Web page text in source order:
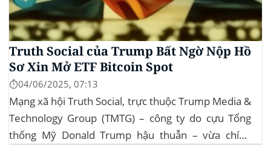
Truth Social của Trump Bất Ngờ Nộp Hồ
Sơ Xin Mở ETF Bitcoin Spot
⏱️04/06/2025, 07:13
Mạng xã hội Truth Social, trực thuộc Trump Media &
Technology Group (TMTG) – công ty do cựu Tổng
thống Mỹ Donald Trump hậu thuẫn – vừa chính